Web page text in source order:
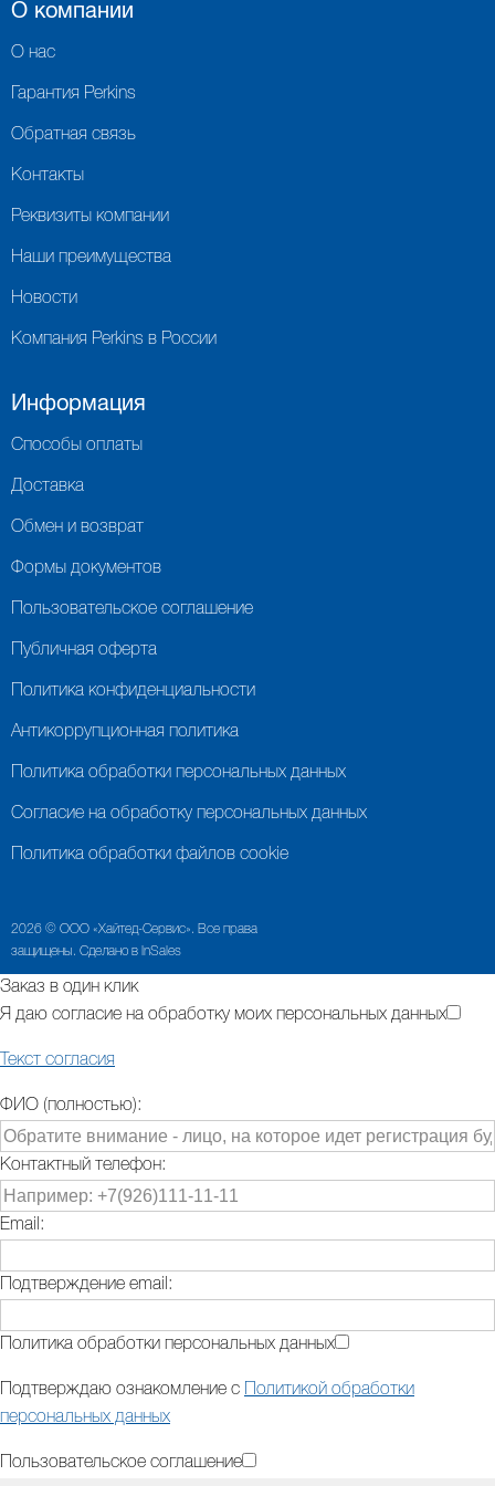
2026 © ООО «Хайтед-Сервис». Все права
защищены. Сделано в InSales
О компании
О нас
Гарантия Perkins
Обратная связь
Контакты
Реквизиты компании
Наши преимущества
Новости
Компания Perkins в России
Информация
Способы оплаты
Доставка
Обмен и возврат
Формы документов
Пользовательское соглашение
Публичная оферта
Политика конфиденциальности
Антикоррупционная политика
Политика обработки персональных данных
Согласие на обработку персональных данных
Политика обработки файлов cookie
Заказ в один клик
Я даю согласие на обработку моих персональных данных
Текст согласия
ФИО (полностью):
Контактный телефон:
Email:
Подтверждение email:
Политика обработки персональных данных
Подтверждаю ознакомление с
Политикой обработки
персональных данных
Пользовательское соглашение